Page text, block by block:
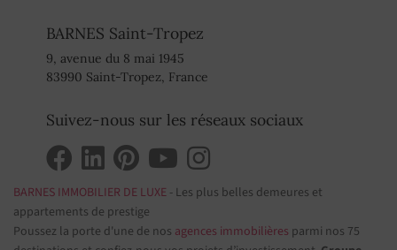
BARNES Saint-Tropez
9, avenue du 8 mai 1945
83990 Saint-Tropez, France
Suivez-nous sur les réseaux sociaux
BARNES IMMOBILIER DE LUXE - Les plus belles demeures et
appartements de prestige
Poussez la porte d'une de nos agences immobilières parmi nos 75